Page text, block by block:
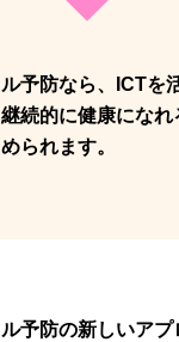
予防なら、ICTを
続的に健康になれ
られます。
予防の新しいアプ